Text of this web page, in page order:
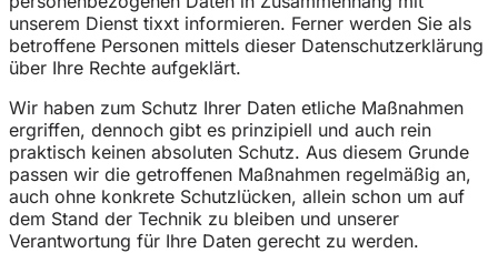
unserem Dienst tixxt informieren. Ferner werden Sie als
betroffene Personen mittels dieser Datenschutzerklärung
über Ihre Rechte aufgeklärt.
Wir haben zum Schutz Ihrer Daten etliche Maßnahmen
ergriffen, dennoch gibt es prinzipiell und auch rein
praktisch keinen absoluten Schutz. Aus diesem Grunde
passen wir die getroffenen Maßnahmen regelmäßig an,
auch ohne konkrete Schutzlücken, allein schon um auf
dem Stand der Technik zu bleiben und unserer
Verantwortung für Ihre Daten gerecht zu werden.